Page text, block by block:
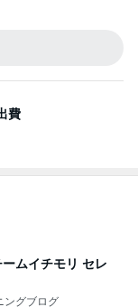
費
ームイチモリ セレ
ングブログ